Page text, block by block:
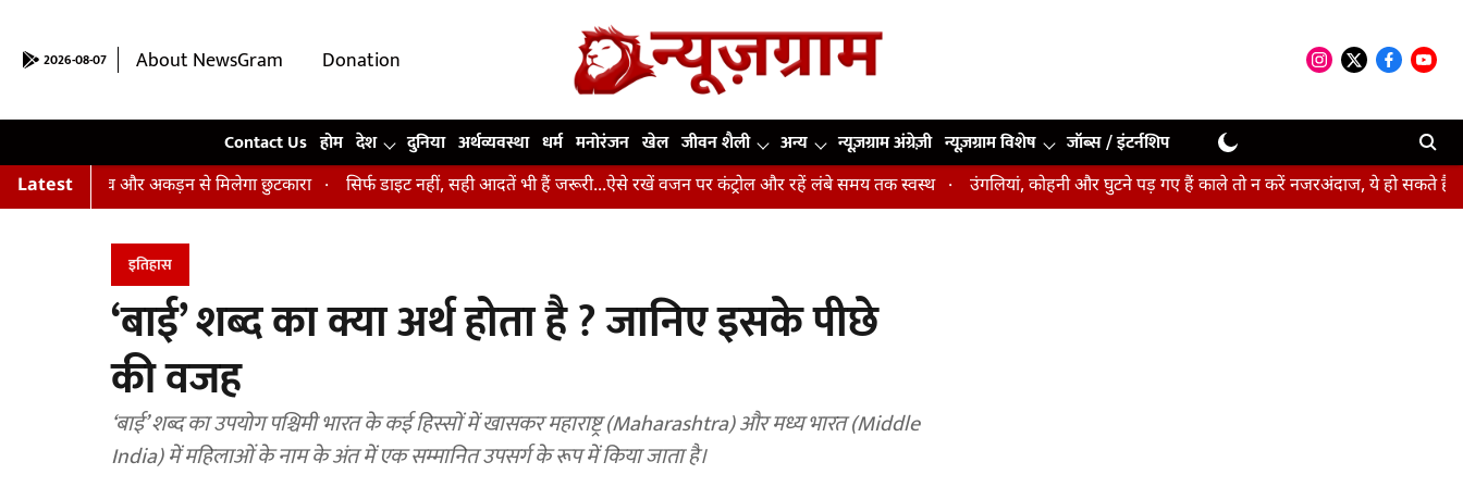
2026-08-07 About NewsGram
Donation
Contact Us होम देश दुनिया अर्थव्यवस्था धर्म मनोरंजन खेल जीवन शैली अन्य न्यूज़ग्राम अंग्रेज़ी न्यूज़ग्राम विशेष जॉब्स / इंटर्नशिप
Latest
और अकड़न से मिलेगा छुटकारा सिर्फ डाइट नहीं, सही आदतें भी हैं जरूरी...ऐसे रखें वजन पर कंट्रोल और रहें लंबे समय तक स्वस्थ उंगलियां, कोहनी और घुटने पड़ गए हैं काले तो न करें नजरअंदाज, ये हो सकते हैं संकेत
इतिहास
‘बाई’ शब्द का क्या अर्थ होता है ? जानिए इसके पीछे
की वजह
‘बाई’ शब्द का उपयोग पश्चिमी भारत के कई हिस्सों में खासकर महाराष्ट्र (Maharashtra) और मध्य भारत (Middle
India) में महिलाओं के नाम के अंत में एक सम्मानित उपसर्ग के रूप में किया जाता है।